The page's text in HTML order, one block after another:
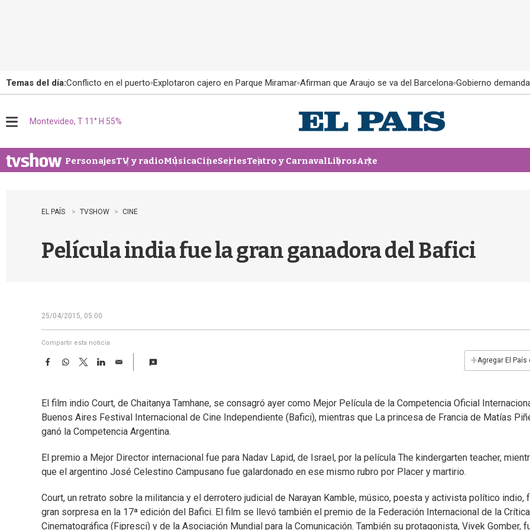
Temas del día:Conflicto en el puerto Explotaron cajero en Parque Miramar Afirman que Araujo se va del Barcelona Gobierno
u
Montevideo, T 11° H 55%
PersonajesTV y radioMúsicaCineSeriesTeatro y CarnavalLibrosArte
EL PAÍS TVSHOW CINE
Película india fue la gran ganadora del Bafici
25/04/2015, 05:00
Compartir esta noticia
F
b
o
o
W
s
A
p
T
w
t
e
r
L
e
d
I
E
l
+Agregar El País
El film indio Court, de Chaitanya Tamhane, se consagró ayer como Mejor Película de la Competencia Oficial
Buenos Aires Festival Internacional de Cine Independiente (Bafici), mientras que La princesa de Francia de Matías
ganó la Competencia Argentina.
El premio a Mejor Director internacional fue para Nadav Lapid, de Israel, por la película The kindergarten teacher,
que el argentino José Celestino Campusano fue galardonado en ese mismo rubro por Placer y martirio.
Court, un retrato sobre la militancia y el derrotero judicial de Narayan Kamble, músico, poesta y activista político indio,
gran sorpresa en la 17ª edición del Bafici. El film se llevó también el premio de la Federación Internacional de la Crítica
Cinematográfica (Fipresci) y de la Asociación Mundial para la Comunicación. También su protagonista, Vivek Gomber,